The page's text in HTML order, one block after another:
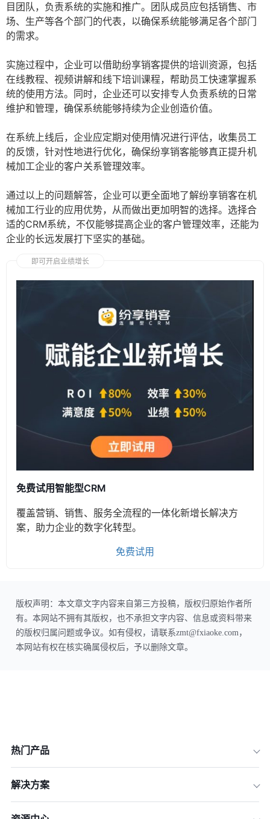
目团队，负责系统的实施和推广。团队成员应包括销售、市
场、生产等各个部门的代表，以确保系统能够满足各个部门
的需求。
实施过程中，企业可以借助纷享销客提供的培训资源，包括
在线教程、视频讲解和线下培训课程，帮助员工快速掌握系
统的使用方法。同时，企业还可以安排专人负责系统的日常
维护和管理，确保系统能够持续为企业创造价值。
在系统上线后，企业应定期对使用情况进行评估，收集员工
的反馈，针对性地进行优化，确保纷享销客能够真正提升机
械加工企业的客户关系管理效率。
通过以上的问题解答，企业可以更全面地了解纷享销客在机
械加工行业的应用优势，从而做出更加明智的选择。选择合
适的CRM系统，不仅能够提高企业的客户管理效率，还能为
企业的长远发展打下坚实的基础。
即可开启业绩增长
免费试用智能型CRM
覆盖营销、销售、服务全流程的一体化新增长解决方
案，助力企业的数字化转型。
免费试用
版权声明：本文章文字内容来自第三方投稿，版权归原始作者所
有。本网站不拥有其版权，也不承担文字内容、信息或资料带来
的版权归属问题或争议。如有侵权，请联系zmt@fxiaoke.com，
本网站有权在核实确属侵权后，予以删除文章。
热门产品
解决方案